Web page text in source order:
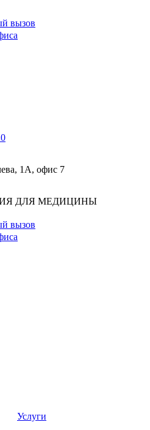
вызов
0
1А, офис 7
ДЛЯ МЕДИЦИНЫ
вызов
Услуги